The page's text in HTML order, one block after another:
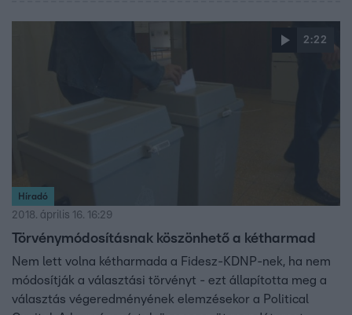
2:22
Híradó
2018. április 16. 16:29
Törvénymódosításnak köszönhető a kétharmad
Nem lett volna kétharmada a Fidesz-KDNP-nek, ha nem
módosítják a választási törvényt - ezt állapította meg a
választás végeredményének elemzésekor a Political